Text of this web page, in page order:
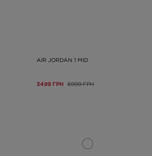
AIR JORDAN 1 MID
3499 ГРН 6999 ГРН